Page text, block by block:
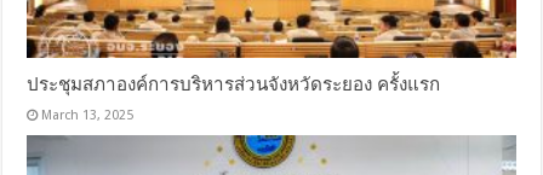
ประชุมสภาองค์การบริหารส่วนจังหวัดระยอง ครั้งแรก
March 13, 2025